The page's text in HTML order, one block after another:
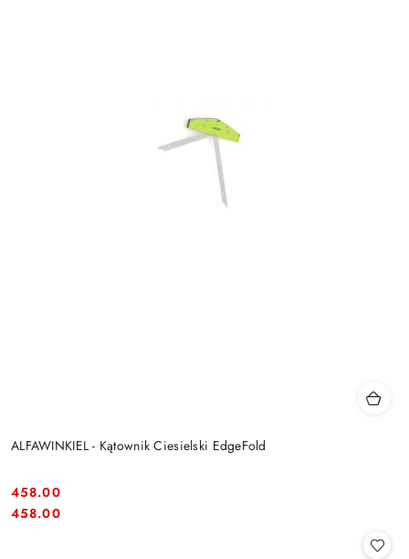
ALFAWINKIEL - Kątownik Ciesielski EdgeFold
Cena:
458.00
Cena:
458.00